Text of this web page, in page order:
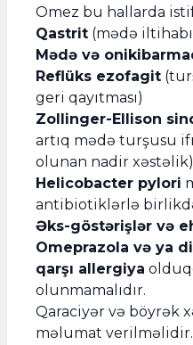
Omez bu hallarda
Qastrit (mədə
Mədə və
Reflüks ezofagit
geri qayıtması)
Zollinger-Ellison
artıq mədə turşusu
olunan nadir xəstəlik)
Helicobacter pylori
antibiotiklərlə
Əks-göstərişlər və
Omeprazola və ya
qarşı allergiya
olunmamalıdır.
Qaraciyər və böyrək
məlumat verilməlidir.